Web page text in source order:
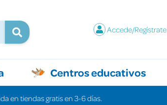
Accede/Regístrate
Centros educativos
en tiendas gratis en 3-6 días.